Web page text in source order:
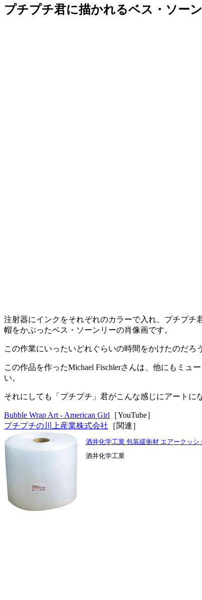
プチプチ君に描かれるベス・ソー
注射器にインクをそれぞれのカラーで入れ、プチプチ
帽をかぶったベス・ソーンリーの肖像画です。
この作業にいったいどれぐらいの時間をかけたのだろ
この作品を作ったMichael Fischlerさんは、他にもミュ
い。
それにしても「プチプチ」君がこんな感じにアートに
Bubble Wrap Art - American Girl ［YouTube］
プチプチの川上産業株式会社 ［関連］
酒井化学工業 包装緩衝材 エアークッシ
酒井化学工業